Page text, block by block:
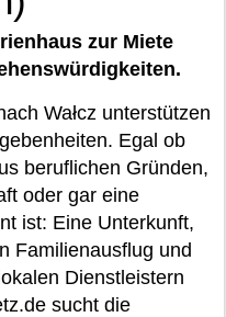
zur Miete
Wałcz unterstützen
Egal ob
beruflichen Gründen,
oder gar eine
ist: Eine Unterkunft,
Familienausflug und
Dienstleistern
sucht die